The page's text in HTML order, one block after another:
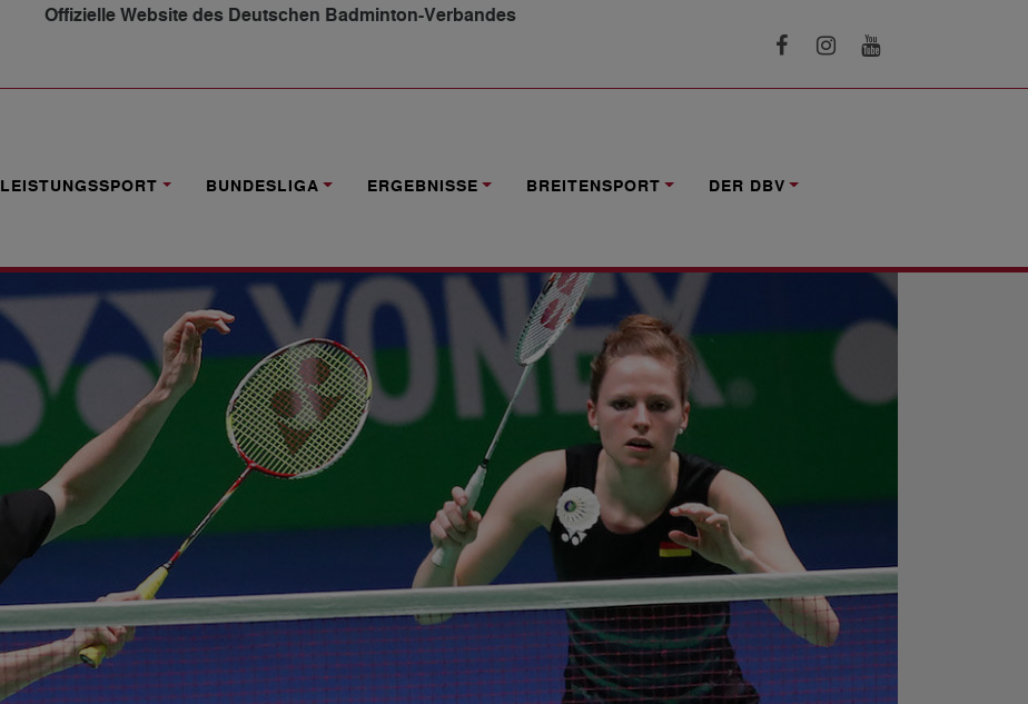
Offizielle Website des Deutschen Badminton-Verbandes
LEISTUNGSSPORT BUNDESLIGA ERGEBNISSE BREITENSPORT DER DBV